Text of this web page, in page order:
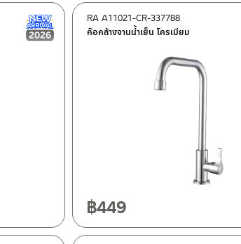
New Arrival สินค้าใหม่ ปี 2026
ก๊อกล้างจานน้ำเย็น โครเมียม
RA A11021-CR-337788
฿449